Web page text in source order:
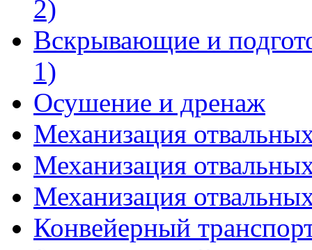
2)
Вскрывающие и
1)
Осушение и дренаж
Механизация
Механизация
Механизация
Конвейерный